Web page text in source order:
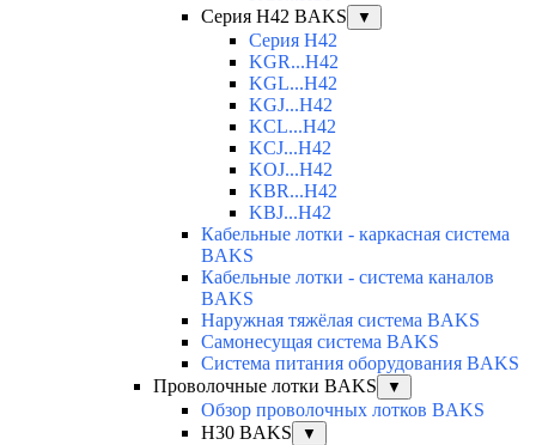
Серия H42 BAKS
▼
Серия H42
KGR...H42
KGL...H42
KGJ...H42
KCL...H42
KCJ...H42
KOJ...H42
KBR...H42
KBJ...H42
Кабельные лотки - каркасная система
BAKS
Кабельные лотки - система каналов
BAKS
Наружная тяжёлая система BAKS
Самонесущая система BAKS
Система питания оборудования BAKS
Проволочные лотки BAKS
▼
Обзор проволочных лотков BAKS
H30 BAKS
▼